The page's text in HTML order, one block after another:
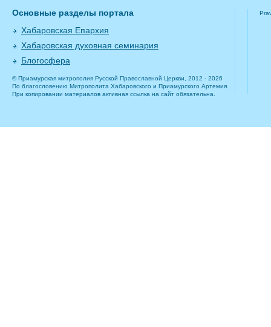
Основные разделы портала
Хабаровская Епархия
Хабаровская духовная семинария
Блогосфера
© Приамурская митрополия Русской Православной Церкви, 2012 - 2026
По благословению Митрополита Хабаровского и Приамурского Артемия.
При копировании материалов активная ссылка на сайт обязательна.